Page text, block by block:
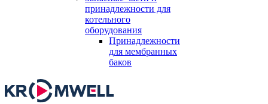
принадлежности для
котельного
оборудования
Принадлежности
для мембранных
баков